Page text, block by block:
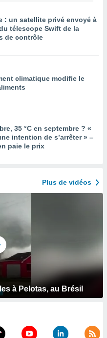
: un satellite privé envoyé à
télescope Swift de la
de contrôle
climatique modifie le
35 °C en septembre ? «
intention de s’arrêter » –
paie le prix
Plus de vidéos
à Pelotas, au Brésil